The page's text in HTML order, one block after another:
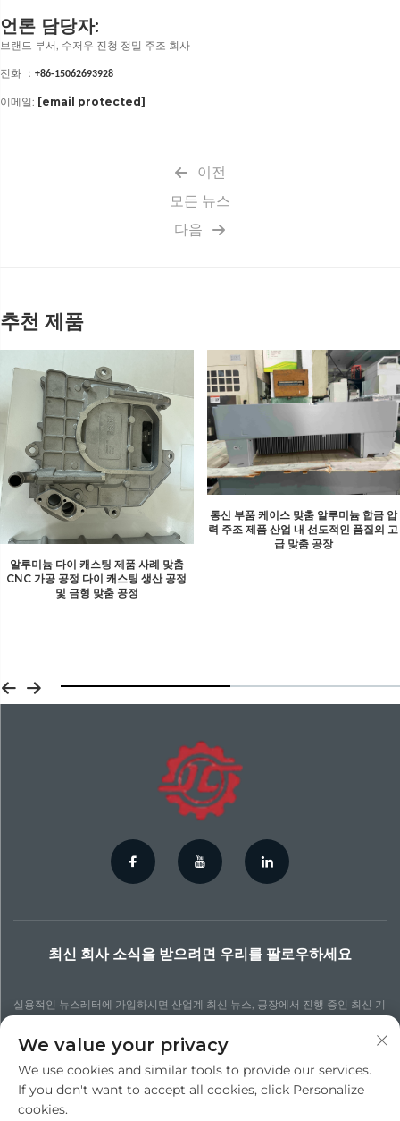
언론 담당자:
브랜드 부서, 수저우 진청 정밀 주조 회사
전화 ： +86-15062693928
이메일: [email protected]
이전
모든 뉴스
다음
추천 제품
알루미늄 다이 캐스팅 제품 사례 맞춤
CNC 가공 공정 다이 캐스팅 생산 공정
및 금형 맞춤 공정
통신 부품 케이스 맞춤 알루미늄 합금 압
력 주조 제품 산업 내 선도적인 품질의 고
급 맞춤 공장
최신 회사 소식을 받으려면 우리를 팔로우하세요
실용적인 뉴스레터에 가입하시면 산업계 최신 뉴스, 공장에서 진행 중인 최신 기
구독하기
We value your privacy
We use cookies and similar tools to provide our services.
If you don't want to accept all cookies, click Personalize
cookies.